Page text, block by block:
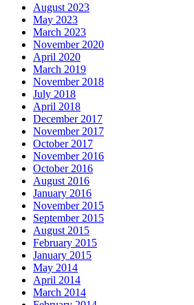
August 2023
May 2023
March 2023
November 2020
April 2020
March 2019
November 2018
July 2018
April 2018
December 2017
November 2017
October 2017
November 2016
October 2016
August 2016
January 2016
November 2015
September 2015
August 2015
February 2015
January 2015
May 2014
April 2014
March 2014